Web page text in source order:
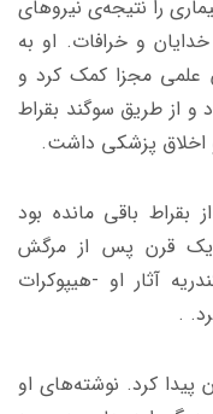
را نتیجه‌ی نیروهای
و خرافات. او به
علمی مجزا کمک کرد و
و از طریق سوگند بقراط
پزشکی داشت.
باقی‌ مانده بود
یک قرن پس از مرگش
آثار او -هیپوکرات
.
پیدا کرد. نوشته‌های او